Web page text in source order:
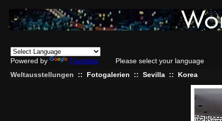
Powered by Translate
Please select your language
Weltausstellungen
:: Fotogalerien :: Sevilla :: Korea